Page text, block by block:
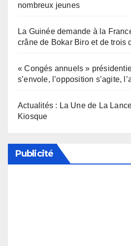
nombreux jeunes
La Guinée demande à la
crâne de Bokar Biro et de trois
« Congés annuels »
s’envole, l’opposition s’agite,
Actualités : La Une de La
Kiosque
Publicité